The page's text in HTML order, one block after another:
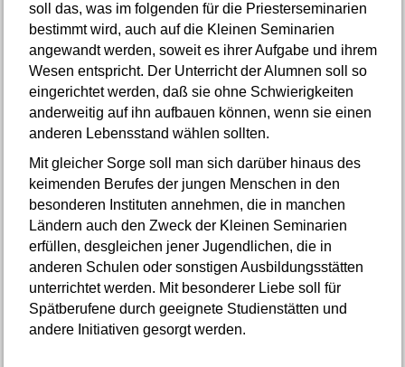
soll das, was im folgenden für die Priesterseminarien
bestimmt wird, auch auf die Kleinen Seminarien
angewandt werden, soweit es ihrer Aufgabe und ihrem
Wesen entspricht. Der Unterricht der Alumnen soll so
eingerichtet werden, daß sie ohne Schwierigkeiten
anderweitig auf ihn aufbauen können, wenn sie einen
anderen Lebensstand wählen sollten.
Mit gleicher Sorge soll man sich darüber hinaus des
keimenden Berufes der jungen Menschen in den
besonderen Instituten annehmen, die in manchen
Ländern auch den Zweck der Kleinen Seminarien
erfüllen, desgleichen jener Jugendlichen, die in
anderen Schulen oder sonstigen Ausbildungsstätten
unterrichtet werden. Mit besonderer Liebe soll für
Spätberufene durch geeignete Studienstätten und
andere Initiativen gesorgt werden.